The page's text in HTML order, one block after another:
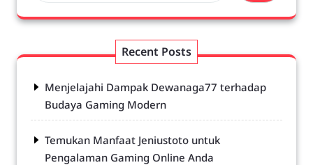
Recent Posts
Menjelajahi Dampak Dewanaga77 terhadap
Budaya Gaming Modern
Temukan Manfaat Jeniustoto untuk
Pengalaman Gaming Online Anda